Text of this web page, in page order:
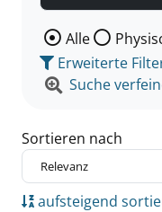
Wählen Sie die
Alle
Erweiterte
Suche
Sortieren nach
aufsteigend